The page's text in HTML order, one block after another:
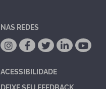
NAS REDES
ACESSIBILIDADE
DEIXE SEU FEEDBACK